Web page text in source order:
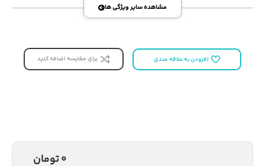
مشاهده سایر ویژگی ها
افزودن به علاقه مندی برای مقایسه اضافه کنید
0تومان